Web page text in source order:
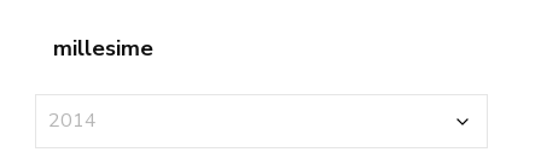
millesime